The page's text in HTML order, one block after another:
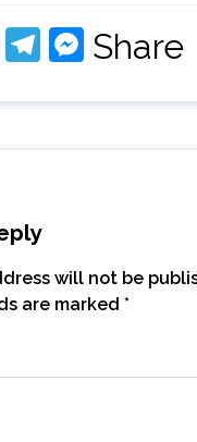
WhatsApp
Telegram
Share
will not be
are marked *